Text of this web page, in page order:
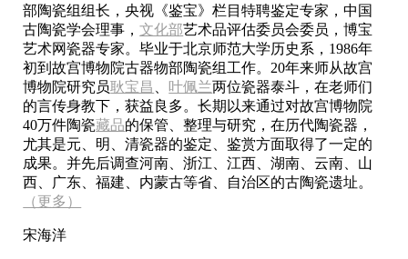
部陶瓷组组长，央视《鉴宝》栏目特聘鉴定专家，中国
古陶瓷学会理事，文化部艺术品评估委员会委员，博宝
艺术网瓷器专家。毕业于北京师范大学历史系，1986年
初到故宫博物院古器物部陶瓷组工作。20年来师从故宫
博物院研究员耿宝昌 叶佩兰两位瓷器泰斗，在老师们
的言传身教下，获益良多。长期以来通过对故宫博物院
40万件陶瓷藏品的保管、整理与研究，在历代陶瓷器，
尤其是元、明、清瓷器的鉴定、鉴赏方面取得了一定的
成果。并先后调查河南、浙江、江西、湖南、云南、山
西、广东、福建、内蒙古等省、自治区的古陶瓷遗址。
（更多）
宋海洋